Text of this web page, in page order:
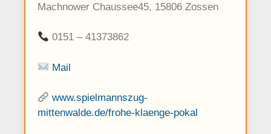
Machnower Chaussee45, 15806 Zossen
0151 – 41373862
Mail
www.spielmannszug-
mittenwalde.de/frohe-klaenge-pokal